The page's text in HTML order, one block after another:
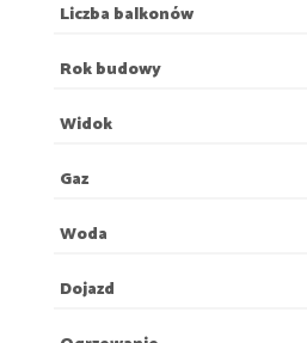
Liczba balkonów
Rok budowy
Widok
Gaz
Woda
Dojazd